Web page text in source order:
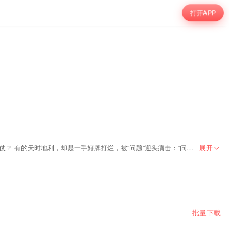
打开APP
千古帝王心术，为你指点迷津！ 上至秦皇汉武，下至末代皇帝， 一种职业，囊括万千。 有的草根起家，用半生诠释“逆袭指南”：刘邦朱元璋，他们有何倚仗？ 有的天时地利，却是一手好牌打烂，被“问题”迎头痛击：“问题皇帝”，他们败在哪一步？ 纵贯千年，朝堂风云，天下大势，尽在此间； 诸多问题，一一拆解，康庄大道，且看脚下！ 逆袭、困境、算计、管理……这里有你的疑点、痛点、定位点； 为人处世、经营管理、情绪掌控，还有各色实用小绝招。 或许你曾疑惑：我到底该如何过好这一生？ 活在当下，解决此刻的问题。 雅鑫老师三十节帝王心术，为你扫平前路！ 展开
批量下载